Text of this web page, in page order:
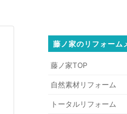
藤ノ家のリフォーム
藤ノ家TOP
自然素材リフォーム
トータルリフォーム